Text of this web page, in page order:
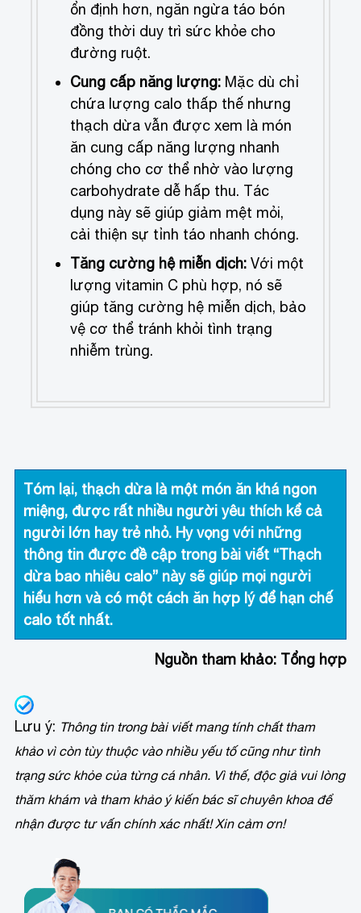
ổn định hơn, ngăn ngừa táo bón
đồng thời duy trì sức khỏe cho
đường ruột.
Cung cấp năng lượng: Mặc dù chỉ
chứa lượng calo thấp thế nhưng
thạch dừa vẫn được xem là món
ăn cung cấp năng lượng nhanh
chóng cho cơ thể nhờ vào lượng
carbohydrate dễ hấp thu. Tác
dụng này sẽ giúp giảm mệt mỏi,
cải thiện sự tỉnh táo nhanh chóng.
Tăng cường hệ miễn dịch: Với một
lượng vitamin C phù hợp, nó sẽ
giúp tăng cường hệ miễn dịch, bảo
vệ cơ thể tránh khỏi tình trạng
nhiễm trùng.
Tóm lại, thạch dừa là một món ăn khá ngon
miệng, được rất nhiều người yêu thích kể cả
người lớn hay trẻ nhỏ. Hy vọng với những
thông tin được đề cập trong bài viết “Thạch
dừa bao nhiêu calo” này sẽ giúp mọi người
hiểu hơn và có một cách ăn hợp lý để hạn chế
calo tốt nhất.
Nguồn tham khảo: Tổng hợp
Lưu ý: Thông tin trong bài viết mang tính chất tham
khảo vì còn tùy thuộc vào nhiều yếu tố cũng như tình
trạng sức khỏe của từng cá nhân. Vì thế, độc giả vui lòng
thăm khám và tham khảo ý kiến bác sĩ chuyên khoa để
nhận được tư vấn chính xác nhất! Xin cảm ơn!